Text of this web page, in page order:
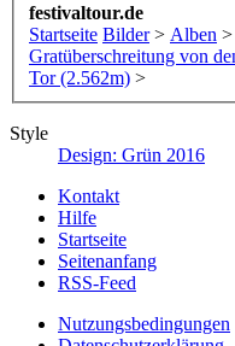
festivaltour.de
Startseite Bilder > Alben >
Gratüberschreitung von
Tor (2.562m) >
Style
Design: Grün 2016
Kontakt
Hilfe
Startseite
Seitenanfang
RSS-Feed
Nutzungsbedingungen